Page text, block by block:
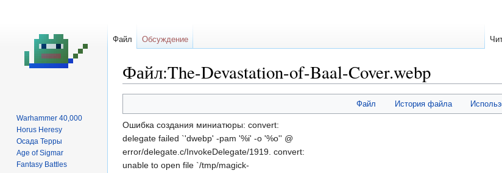
Файл:The-Devastation-of-Baal-Cover.webp
к
навигации
к
поиску
Файл История файла
Ошибка создания миниатюры: convert:
delegate failed `'dwebp' -pam '%i' -o '%o'' @
error/delegate.c/InvokeDelegate/1919. convert:
unable to open file `/tmp/magick-
Файл Обсуждение
Warhammer 40,000
Horus Heresy
Осада Терры
Age of Sigmar
Fantasy Battles